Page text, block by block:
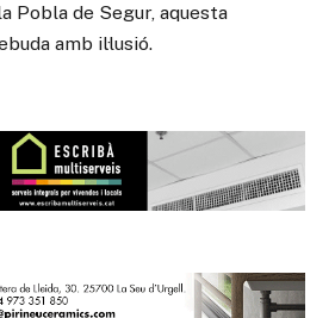
Pobla de Segur, aquesta
amb il·lusió.